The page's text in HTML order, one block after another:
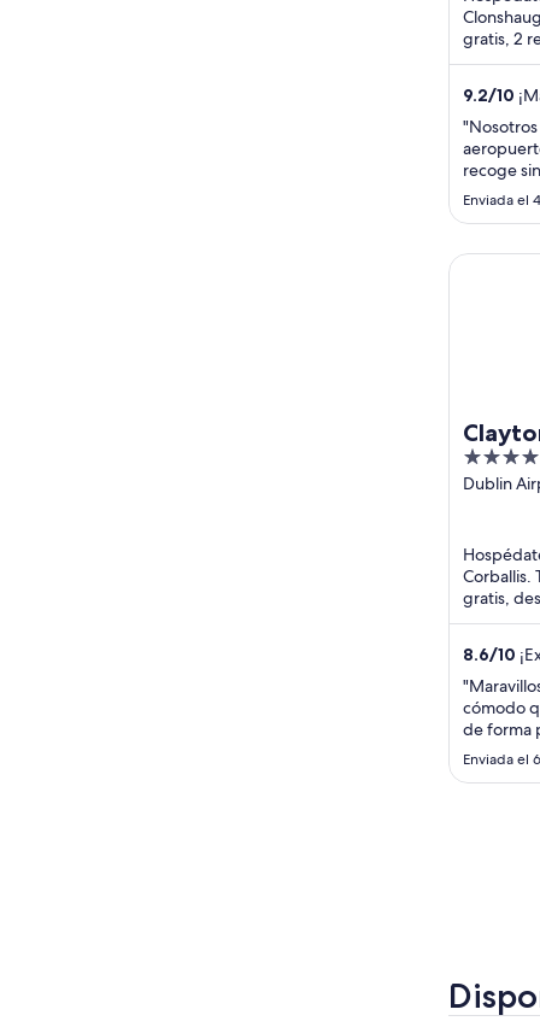
gratis, 2
Nuestros
9.2/10
recoge
bien, la
Enviada el
4
out
Dublin
Corballis.
gratis,
8.6/10
cómodo
de forma
un vuelo,
Enviada el
Clayton